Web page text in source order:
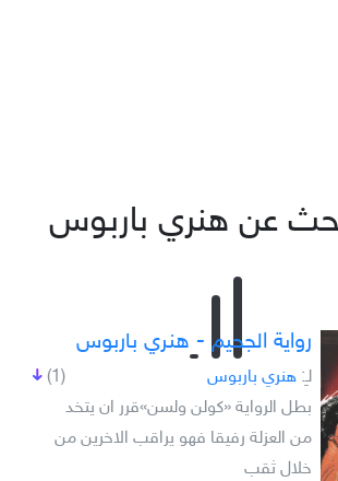
عن هنري باربوس
رواية الجحيم - هنري باربوس
(1) لـِ: هنري باربوس
بطل الرواية «كولن ولسن»قرر ان يتخد
من العزلة رفيقا فهو يراقب الاخرين من
خلال ثقب